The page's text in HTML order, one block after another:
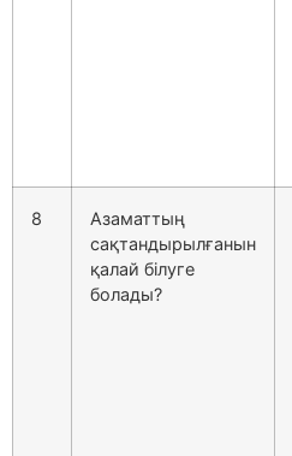
8
Азаматтың
сақтандырылғанын
қалай білуге
болады?